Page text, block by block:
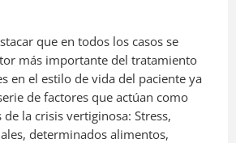
que en todos los casos se
más importante del tratamiento
en el estilo de vida del paciente ya
de factores que actúan como
de la crisis vertiginosa: Stress,
determinados alimentos,